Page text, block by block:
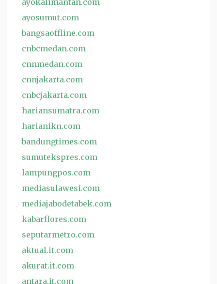
ayokalimantan.com
ayosumut.com
bangsaoffline.com
cnbcmedan.com
cnnmedan.com
cnnjakarta.com
cnbcjakarta.com
hariansumatra.com
harianikn.com
bandungtimes.com
sumutekspres.com
lampungpos.com
mediasulawesi.com
mediajabodetabek.com
kabarflores.com
seputarmetro.com
aktual.it.com
akurat.it.com
antara.it.com